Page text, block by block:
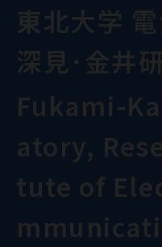
東北大学
深見･金井
Fukami-
atory,
tute of